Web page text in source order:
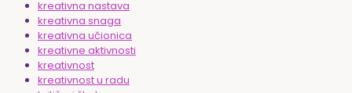
kreativna nastava
kreativna snaga
kreativna učionica
kreativne aktivnosti
kreativnost
kreativnost u radu